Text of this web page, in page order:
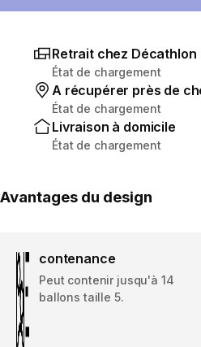
Retrait chez Décathlon
État de chargement
A récupérer près de
État de chargement
Livraison à domicile
État de chargement
Avantages du design
contenance
Peut contenir jusqu'à 14
ballons taille 5.